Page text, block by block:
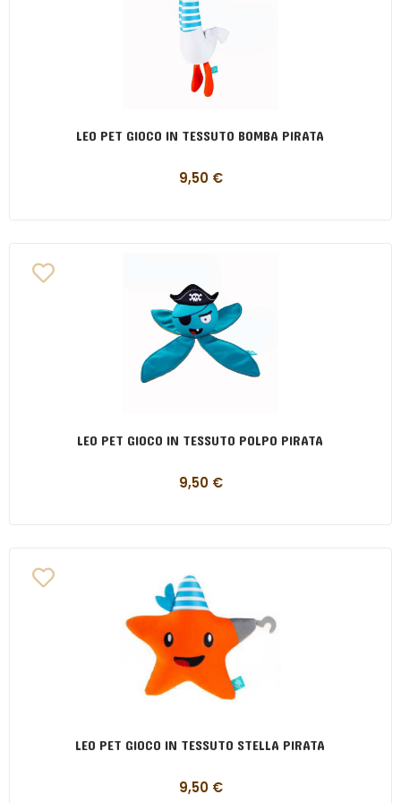
LEO PET GIOCO IN TESSUTO BOMBA PIRATA
9,50 €
LEO PET GIOCO IN TESSUTO POLPO PIRATA
9,50 €
LEO PET GIOCO IN TESSUTO STELLA PIRATA
9,50 €